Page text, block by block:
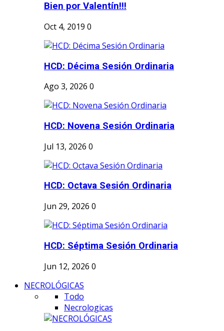
Bien por Valentín!!!
Oct 4, 2019 0
HCD: Décima Sesión Ordinaria
Ago 3, 2026 0
HCD: Novena Sesión Ordinaria
Jul 13, 2026 0
HCD: Octava Sesión Ordinaria
Jun 29, 2026 0
HCD: Séptima Sesión Ordinaria
Jun 12, 2026 0
NECROLÓGICAS
Todo
Necrologicas